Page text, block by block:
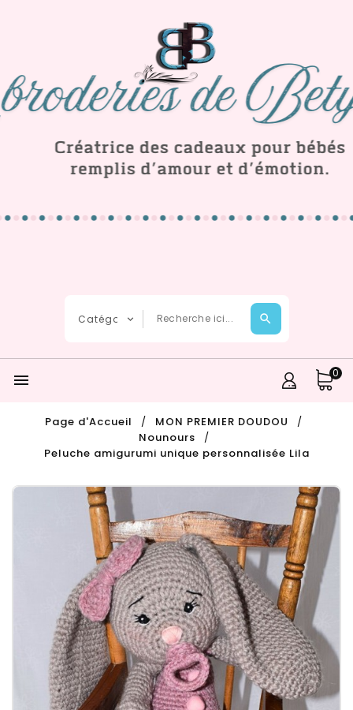
 0
Page d'Accueil
MON PREMIER DOUDOU
Nounours
Peluche amigurumi unique personnalisée Lila